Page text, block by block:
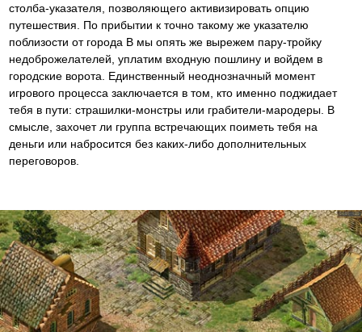
столба-указателя, позволяющего активизировать опцию
путешествия. По прибытии к точно такому же указателю
поблизости от города В мы опять же вырежем пару-тройку
недоброжелателей, уплатим входную пошлину и войдем в
городские ворота. Единственный неоднозначный момент
игрового процесса заключается в том, кто именно поджидает
тебя в пути: страшилки-монстры или грабители-мародеры. В
смысле, захочет ли группа встречающих поиметь тебя на
деньги или набросится без каких-либо дополнительных
переговоров.